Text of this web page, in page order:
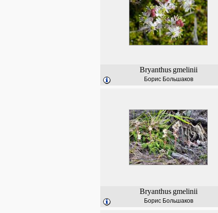
Bryanthus gmelinii
Борис Большаков
Bryanthus gmelinii
Борис Большаков